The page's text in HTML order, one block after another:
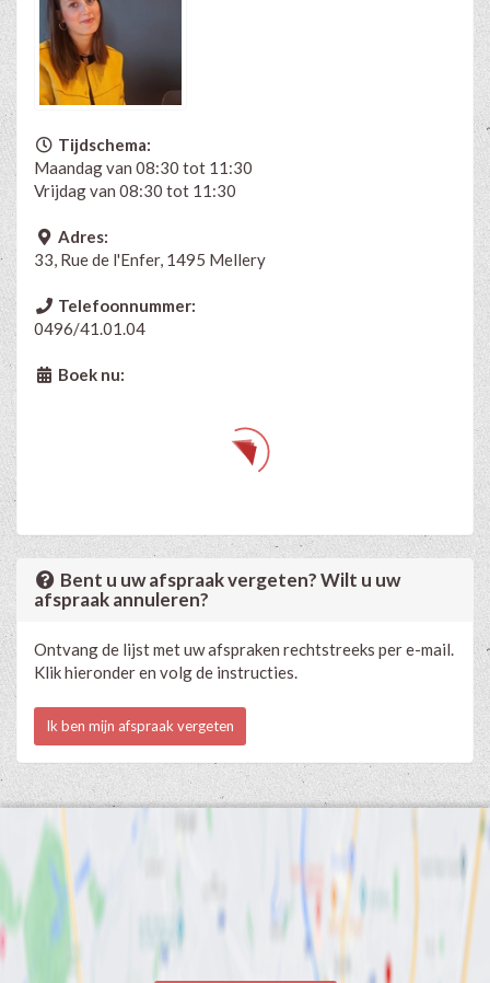
Tijdschema:
Maandag van 08:30 tot 11:30
Vrijdag van 08:30 tot 11:30
Adres:
33, Rue de l'Enfer, 1495 Mellery
Telefoonnummer:
0496/41.01.04
Boek nu:
Bent u uw afspraak vergeten? Wilt u uw
afspraak annuleren?
Ontvang de lijst met uw afspraken rechtstreeks per e-mail.
Klik hieronder en volg de instructies.
Ik ben mijn afspraak vergeten